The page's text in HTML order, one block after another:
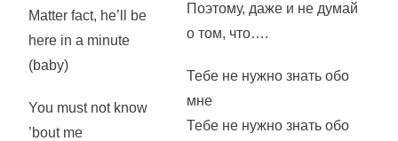
Matter fact, he’ll be
here in a minute
(baby)
You must not know
’bout me
Поэтому, даже и не думай
о том, что….
Тебе не нужно знать обо
мне
Тебе не нужно знать обо